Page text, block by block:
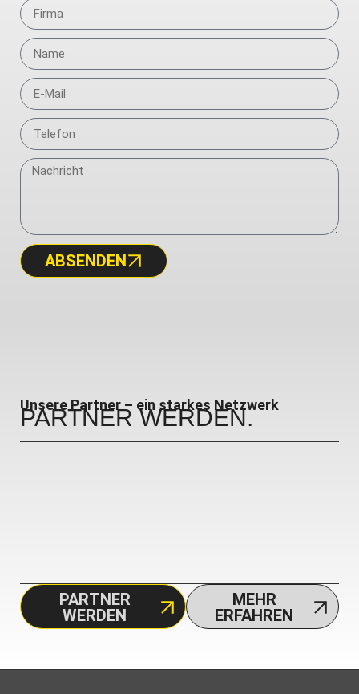
ABSENDEN
Unsere Partner – ein starkes Netzwerk
PARTNER WERDEN.
PARTNER
WERDEN
MEHR
ERFAHREN